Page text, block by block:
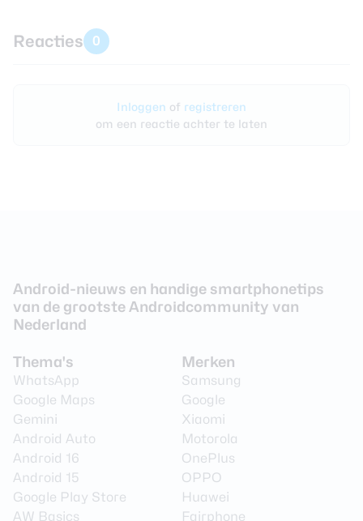
Reacties 0
Inloggen of registreren
om een reactie achter te laten
Android-nieuws en handige smartphonetips
van de grootste Androidcommunity van
Nederland
Thema's
WhatsApp
Google Maps
Gemini
Android Auto
Android 16
Android 15
Google Play Store
AW Basics
Merken
Samsung
Google
Xiaomi
Motorola
OnePlus
OPPO
Huawei
Fairphone